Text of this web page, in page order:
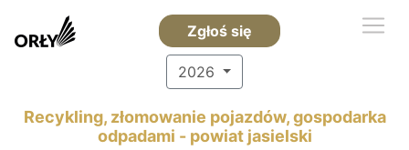
Zgłoś się
2026
Recykling, złomowanie pojazdów, gospodarka
odpadami - powiat jasielski